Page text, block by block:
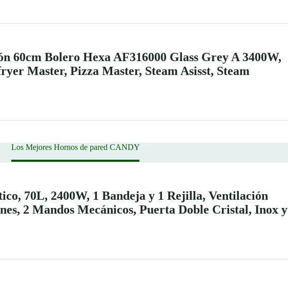
Bolero Hexa AF316000 Glass Grey A 3400W,
Master, Pizza Master, Steam Asisst, Steam
Los Mejores Hornos de pared CANDY
70L, 2400W, 1 Bandeja y 1 Rejilla, Ventilación
2 Mandos Mecánicos, Puerta Doble Cristal, Inox y